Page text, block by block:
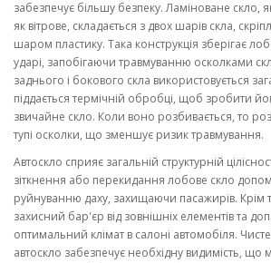
забезпечує більшу безпеку. Ламіноване скло,
як вітрове, складається з двох шарів скла,
шаром пластику. Така конструкція зберігає
ударі, запобігаючи травмуванню осколками
заднього і бокового скла використовується
піддається термічній обробці, щоб зробити
звичайне скло. Коли воно розбивається, то
тупі осколки, що зменшує ризик травмування.
Автоскло сприяє загальній структурній
зіткнення або перекидання лобове скло
руйнуванню даху, захищаючи пасажирів. Крім
захисний бар'єр від зовнішніх елементів та
оптимальний клімат в салоні автомобіля.
автоскло забезпечує необхідну видимість, що